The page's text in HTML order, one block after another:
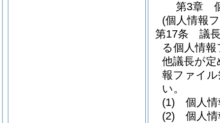
第3章
(個人情報
第17条
議
る個人情
他議長が
報ファイ
い。
(1)
個人
(2)
個人